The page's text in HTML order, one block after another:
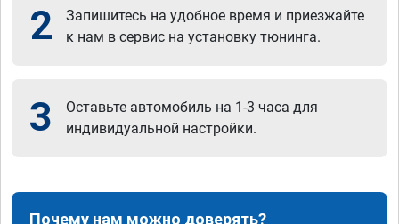
2
Запишитесь на удобное время и приезжайте
к нам в сервис на установку тюнинга.
3
Оставьте автомобиль на 1-3 часа для
индивидуальной настройки.
Почему нам можно доверять?